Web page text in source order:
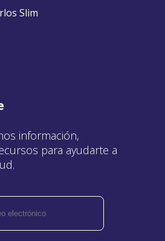
Slim
información,
para ayudarte a